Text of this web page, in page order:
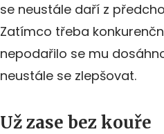
se neustále daří z
Zatímco třeba
nepodařilo se mu
neustále se zlepšovat.
Už zase bez kouře